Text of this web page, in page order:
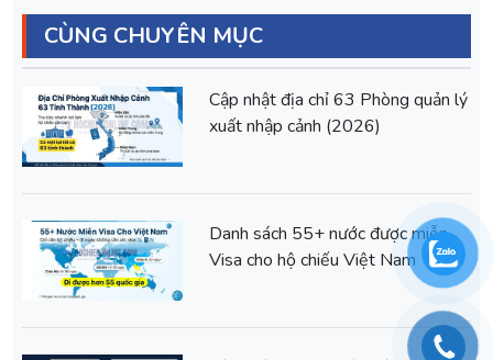
CÙNG CHUYÊN MỤC
Cập nhật địa chỉ 63 Phòng quản lý
xuất nhập cảnh (2026)
Danh sách 55+ nước được miễn
Visa cho hộ chiếu Việt Nam